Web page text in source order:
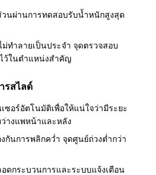
นผ่านการทดสอบรับน้ำหนักสูงสุด
ทำลายเป็นประจำ จุดตรวจสอบ
ว้ในตำแหน่งสำคัญ
รสไลด์
ซอร์อัตโนมัติเพื่อให้แน่ใจว่ามีระยะ
างแพหน้าและหลัง
กันการพลิกคว่ำ จุดศูนย์ถ่วงต่ำกว่า
ดกระบวนการและระบบแจ้งเตือน